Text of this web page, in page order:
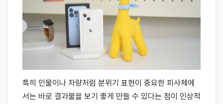
특히 인물이나 차량처럼 분위기 표현이 중요한 피사체에
서는 바로 결과물을 보기 좋게 만들 수 있다는 점이 인상적